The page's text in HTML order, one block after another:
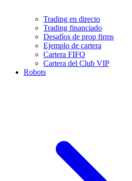
Trading en directo
Trading financiado
Desafíos de prop firms
Ejemplo de cartera
Cartera FIFO
Cartera del Club VIP
Robots